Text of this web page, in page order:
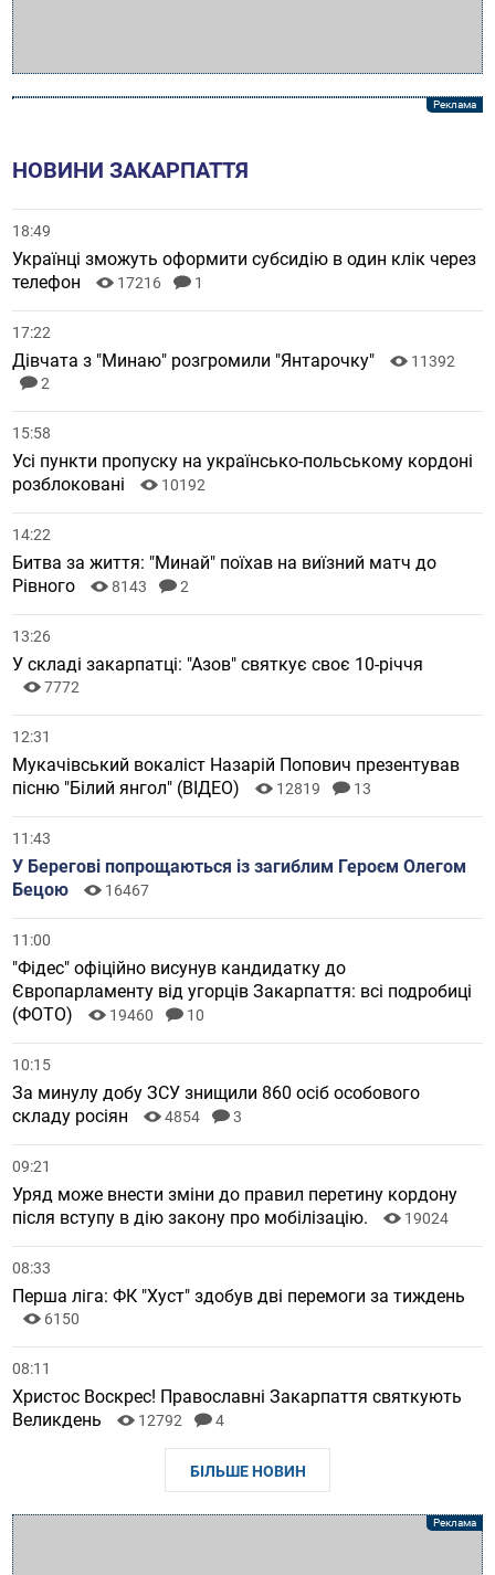
НОВИНИ ЗАКАРПАТТЯ
18:49
Українці зможуть оформити субсидію в один клік через
телефон
17216 1
17:22
Дівчата з "Минаю" розгромили "Янтарочку"
11392
2
15:58
Усі пункти пропуску на українсько-польському кордоні
розблоковані
10192
14:22
Битва за життя: "Минай" поїхав на виїзний матч до
Рівного
8143 2
13:26
У складі закарпатці: "Азов" святкує своє 10-річчя
7772
12:31
Мукачівський вокаліст Назарій Попович презентував
пісню "Білий янгол" (ВІДЕО)
12819 13
11:43
У Берегові попрощаються із загиблим Героєм Олегом
Бецою
16467
11:00
"Фідес" офіційно висунув кандидатку до
Європарламенту від угорців Закарпаття: всі подробиці
(ФОТО)
19460 10
10:15
За минулу добу ЗСУ знищили 860 осіб особового
складу росіян
4854 3
09:21
Уряд може внести зміни до правил перетину кордону
після вступу в дію закону про мобілізацію.
19024
08:33
Перша ліга: ФК "Хуст" здобув дві перемоги за тиждень
6150
08:11
Христос Воскрес! Православні Закарпаття святкують
Великдень
12792 4
БІЛЬШЕ НОВИН